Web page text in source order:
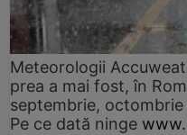
Meteorologii
prea a mai fost, în
septembrie,
Pe ce dată ninge